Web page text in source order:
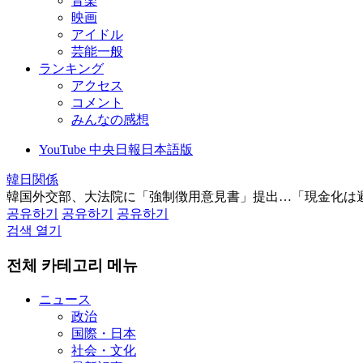
映画
アイドル
芸能一般
ランキング
アクセス
コメント
みんなの感想
YouTube 中央日報日本語版
韓日関係
韓国外交部、大法院に「強制徴用意見書」提出…「現金化は
공유하기
공유하기
공유하기
검색 열기
전체 카테고리 메뉴
ニュース
政治
国際・日本
社会・文化